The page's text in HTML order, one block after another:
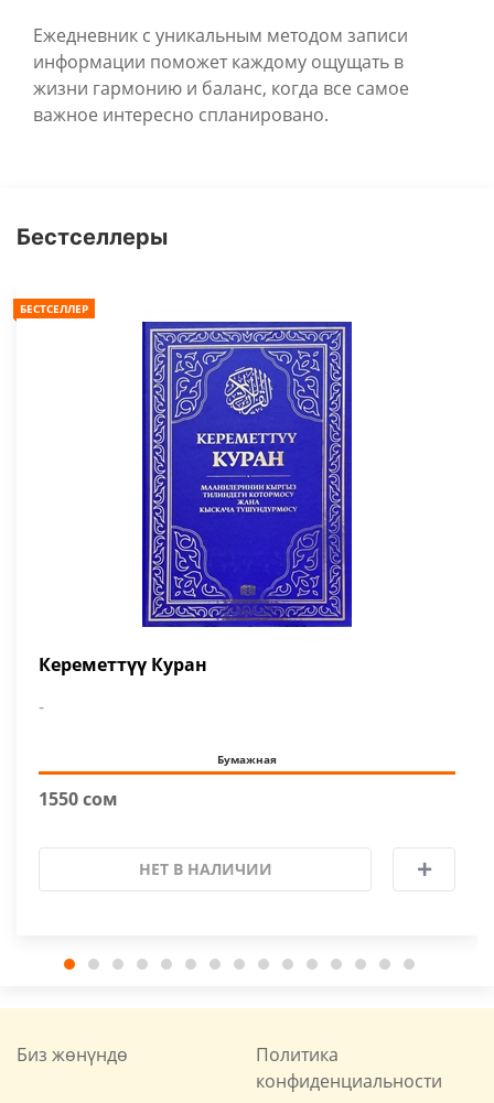
Ежедневник с уникальным методом записи
информации поможет каждому ощущать в
жизни гармонию и баланс, когда все самое
важное интересно спланировано.
Бестселлеры
БЕСТСЕЛЛЕР
Кереметтүү Куран
-
Бумажная
1550 сом
НЕТ В НАЛИЧИИ
Биз жөнүндө
Политика
конфиденциальности